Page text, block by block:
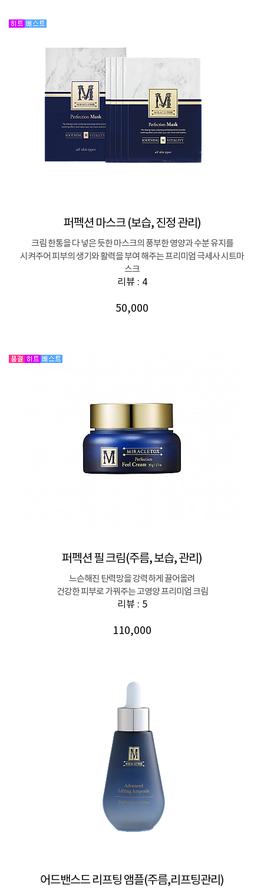
퍼펙션 마스크 (보습, 진정 관리)
크림 한통을 다 넣은 듯한 마스크의 풍부한 영양과 수분 유지를
시켜주어 피부의 생기와 활력을 부여 해주는 프리미엄 극세사 시트마
스크
리뷰 : 4
50,000
퍼펙션 필 크림(주름, 보습, 관리)
느슨해진 탄력망을 강력하게 끌어올려
건강한 피부로 가꿔주는 고영양 프리미엄 크림
리뷰 : 5
110,000
어드밴스드 리프팅 앰플(주름,리프팅관리)